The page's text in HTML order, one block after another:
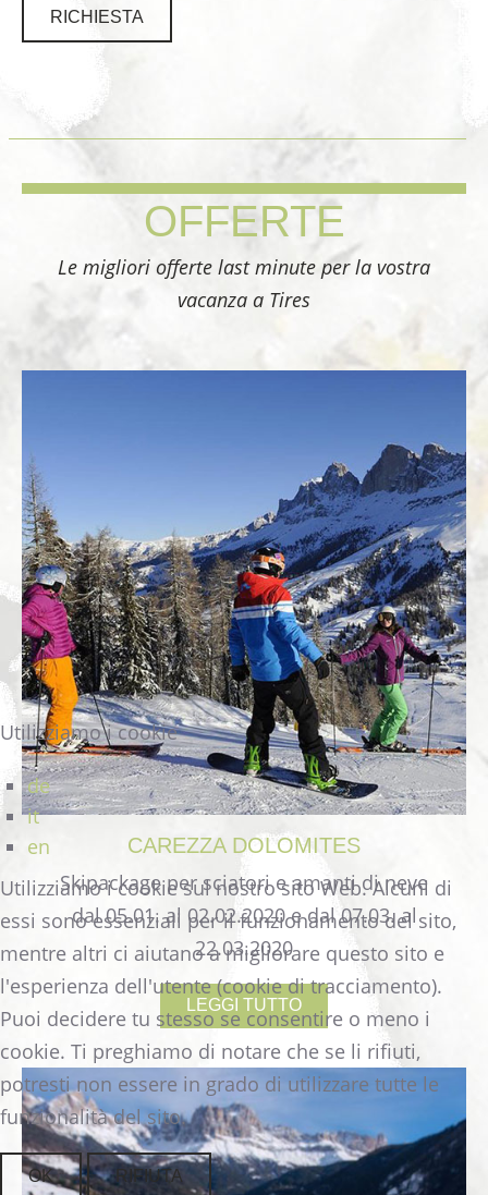
OFFERTE
Le migliori offerte last minute per la vostra
vacanza a Tires
CAREZZA DOLOMITES
Skipackage per sciatori e amanti di neve
dal 05.01. al 02.02.2020 e dal 07.03. al
22.03.2020
LEGGI TUTTO
Utilizziamo i cookie
de
it
en
Utilizziamo i cookie sul nostro sito Web. Alcuni di
essi sono essenziali per il funzionamento del sito,
mentre altri ci aiutano a migliorare questo sito e
l'esperienza dell'utente (cookie di tracciamento).
Puoi decidere tu stesso se consentire o meno i
cookie. Ti preghiamo di notare che se li rifiuti,
potresti non essere in grado di utilizzare tutte le
funzionalità del sito.
OK RIFIUTA